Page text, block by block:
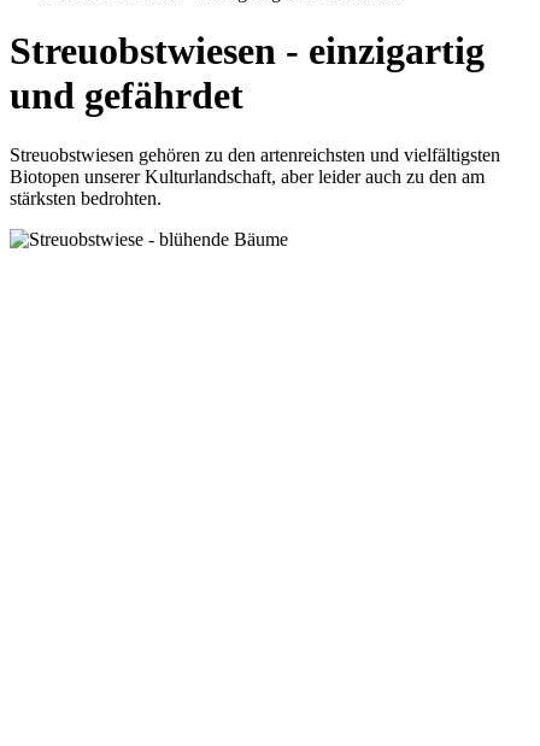
Streuobstwiesen - einzigartig
und gefährdet
Streuobstwiesen gehören zu den artenreichsten und vielfältigsten
Biotopen unserer Kulturlandschaft, aber leider auch zu den am
stärksten bedrohten.